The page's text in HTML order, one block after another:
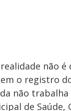
não
o registro
não
de Saúde,